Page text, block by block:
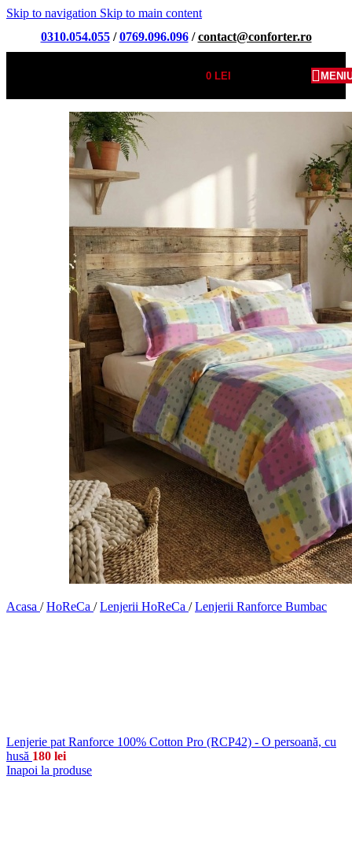
Skip to navigation Skip to main content
0310.054.055/0769.096.096/contact@conforter.ro
0LEI
Acasa / HoReCa / Lenjerii HoReCa / Lenjerii Ranforce Bumbac
Lenjerie pat Ranforce 100% Cotton Pro (RCP42) - O persoană, cu
husă 180 lei
Inapoi la produse